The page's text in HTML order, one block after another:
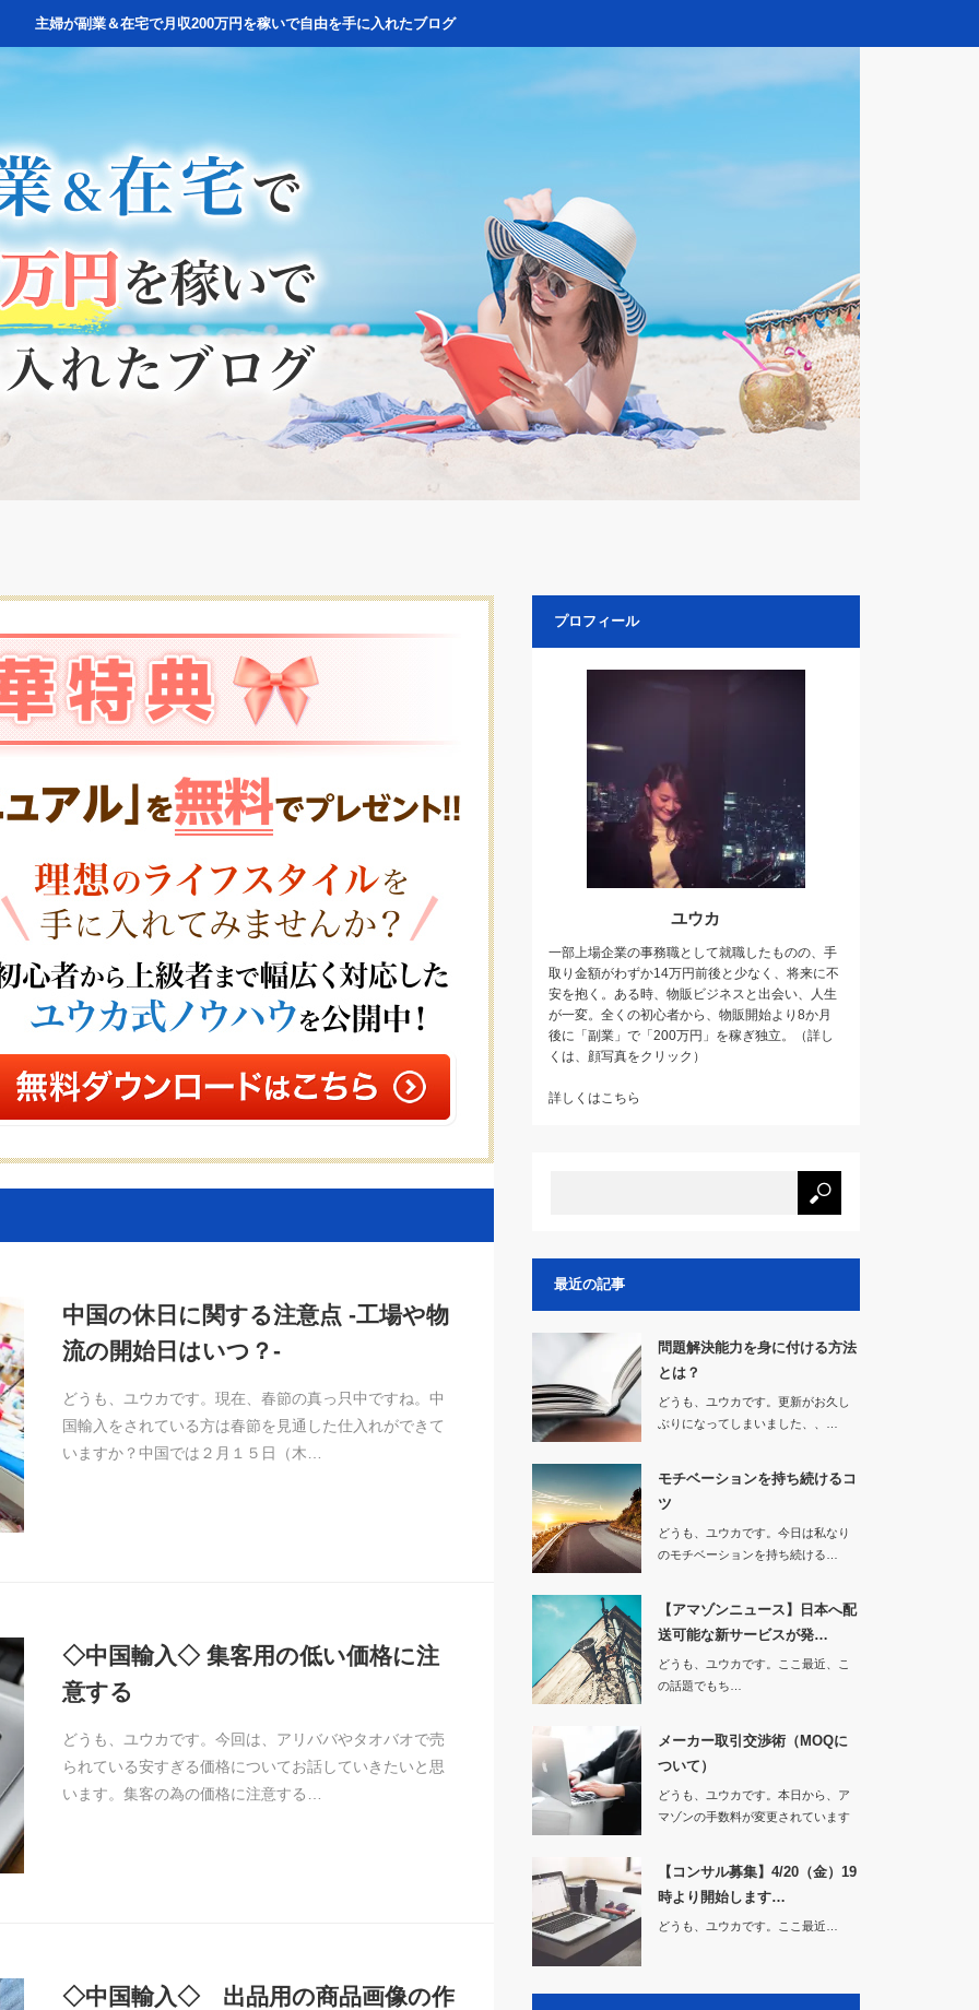
主婦が副業＆在宅で月収200万円を稼いで自由を手に入れたブログ
中国の休日に関する注意点 -工場や物
流の開始日はいつ？-
どうも、ユウカです。現在、春節の真っ只中ですね。中
国輸入をされている方は春節を見通した仕入れができて
いますか？中国では２月１５日（木…
◇中国輸入◇ 集客用の低い価格に注
意する
どうも、ユウカです。今回は、アリババやタオバオで売
られている安すぎる価格についてお話していきたいと思
います。集客の為の価格に注意する…
◇中国輸入◇ 出品用の商品画像の作
プロフィール
ユウカ
一部上場企業の事務職として就職したものの、手
取り金額がわずか14万円前後と少なく、将来に不
安を抱く。ある時、物販ビジネスと出会い、人生
が一変。全くの初心者から、物販開始より8か月
後に「副業」で「200万円」を稼ぎ独立。（詳し
くは、顔写真をクリック）
詳しくはこちら
最近の記事
問題解決能力を身に付ける方法
とは？
どうも、ユウカです。更新がお久し
ぶりになってしまいました、、…
モチベーションを持ち続けるコ
ツ
どうも、ユウカです。今日は私なり
のモチベーションを持ち続ける…
【アマゾンニュース】日本へ配
送可能な新サービスが発…
どうも、ユウカです。ここ最近、こ
の話題でもち…
メーカー取引交渉術（MOQに
ついて）
どうも、ユウカです。本日から、ア
マゾンの手数料が変更されています
【コンサル募集】4/20（金）19
時より開始します…
どうも、ユウカです。ここ最近…